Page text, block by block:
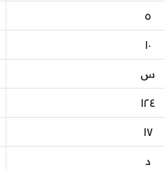
٥
١٠
س
١٢٤
١٧
د